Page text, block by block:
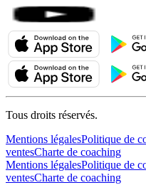
Tous droits réservés.
Mentions légalesPolitique de
ventesCharte de coaching
Mentions légalesPolitique de
ventesCharte de coaching